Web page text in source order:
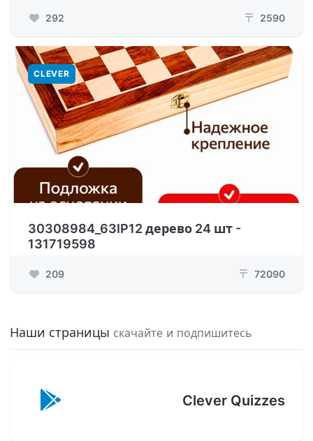
292 ₸ 2590
CLEVER
30308984_63IP12 дерево 24 шт -
131719598
209 ₸ 72090
Наши страницы скачайте и подпишитесь
Clever Quizzes